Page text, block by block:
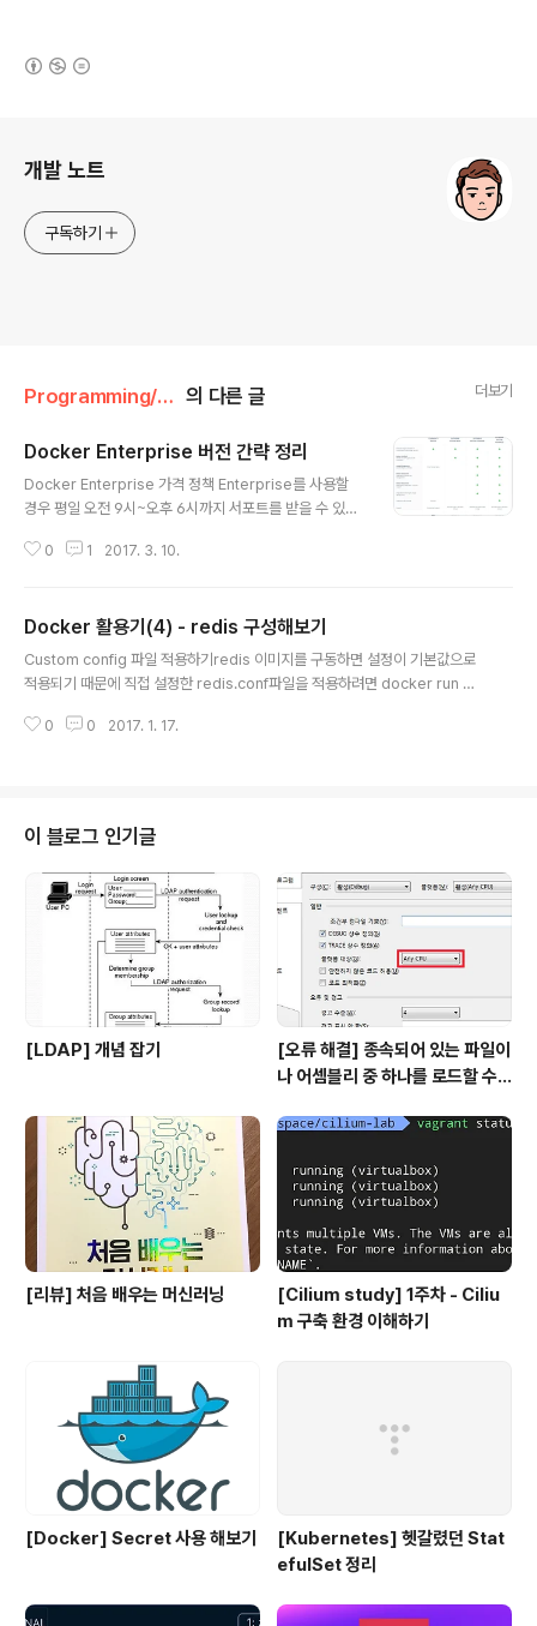
개발 노트
구독하기
Programming/Docker 의 다른 글 더보기
Docker Enterprise 버전 간략 정리
Docker Enterprise 가격 정책 Enterprise를 사용할
경우 평일 오전 9시~오후 6시까지 서포트를 받을 수 있음.
12시간 이내로 답변Urgent(P1) : 라이브 환경에서 운영
(P2) : 라이브 환경에서 중대한 영향을 주거나 비중이 작은
비즈니스 운영이라 하더라도 심각한 영향을 미치는 모든
사건. 일반적으로 작동은 되지만 성능이 저하 된 상태이며
대한 영향을 미치는 모든 사건. 일반적으로 작업은 작동은
0 1 2017. 3. 10.
Docker 활용기(4) - redis 구성해보기
Custom config 파일 적용하기redis 이미지를 구동하면 설정이 기본값으로
적용되기 때문에 직접 설정한 redis.conf파일을 적용하려면 docker run 명
onf 경로로 볼륨을 지정하거나 Dockerfile에 설정파일을 해당 경로로 복사를
is RUN mkdir /usr/local/etc/redis COPY conf/..
0 0 2017. 1. 17.
이 블로그 인기글
[LDAP] 개념 잡기
[오류 해결] 종속되어 있는 파일이
나 어셈블리 중 하나를 로드할 수
[리뷰] 처음 배우는 머신러닝
[Cilium study] 1주차 - Ciliu
m 구축 환경 이해하기
[Docker] Secret 사용 해보기
[Kubernetes] 헷갈렸던 Stat
efulSet 정리